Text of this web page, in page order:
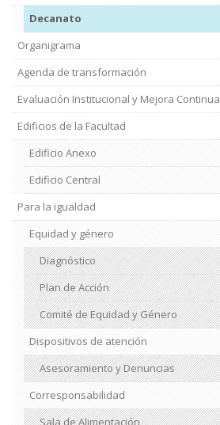
Decanato
Organigrama
Agenda de transformación
Evaluación Institucional y Mejora Continua
Edificios de la Facultad
Edificio Anexo
Edificio Central
Institucional
Para la igualdad
Equidad y género
Diagnóstico
Plan de Acción
Comité de Equidad y Género
Dispositivos de atención
Asesoramiento y Denuncias
Corresponsabilidad
Sala de Alimentación